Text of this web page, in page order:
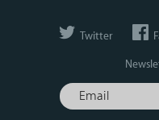
Twitter